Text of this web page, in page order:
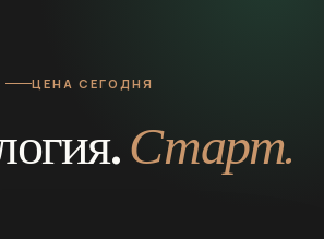
ЦЕНА СЕГОДНЯ
Старт.